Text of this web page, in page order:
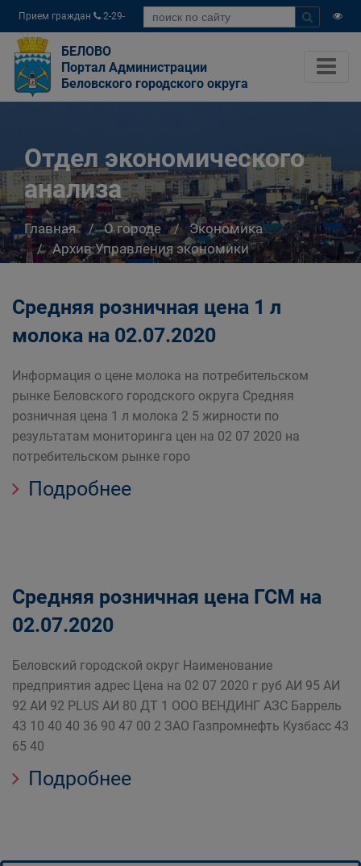
Прием граждан
2-29-
04
БЕЛОВО
Портал Администрации
Беловского городского округа
Отдел экономического
анализа
Главная О городе
Экономика
Архив Управления экономики
Отдел экономического анализа
Средняя розничная цена 1 л
молока на 02.07.2020
Информация о цене молока на потребительском
рынке Беловского городского округа Средняя
розничная цена 1 л молока 2 5 жирности по
результатам мониторинга цен на 02 07 2020 на
потребительском рынке горо
Подробнее
Средняя розничная цена ГСМ на
02.07.2020
Беловский городской округ Наименование
предприятия адрес Цена на 02 07 2020 г руб АИ 95 АИ
92 АИ 92 PLUS АИ 80 ДТ 1 ООО ВЕНДИНГ АЗС Баррель
43 10 40 40 36 90 47 00 2 ЗАО Газпромнефть Кузбасс 43
65 40
Подробнее